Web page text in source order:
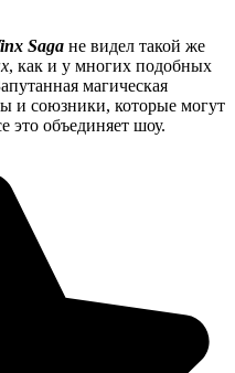
Saga не видел такой же
, как и у многих подобных
магическая
и союзники, которые могут
это объединяет шоу.